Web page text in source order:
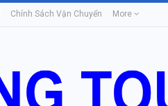
Chính Sách Vận Chuyển More